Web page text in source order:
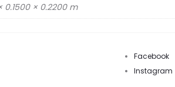
0.1500 × 0.2200 m
Facebook
Instagram